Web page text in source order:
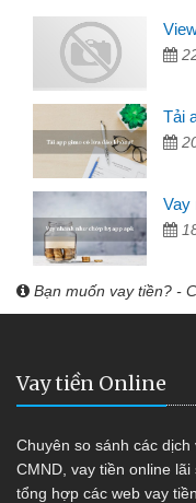
Tải
Vay
Bạn muốn vay tiền? -
Vay tiền Online
Chuyên so sánh các
CMND, vay tiền online
tổng hợp các web vay